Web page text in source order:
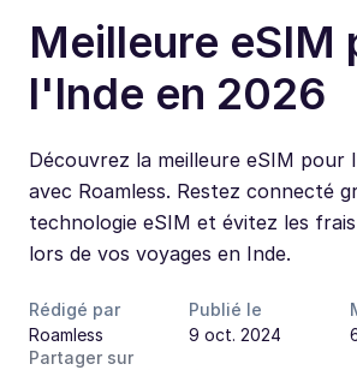
Meilleure eSIM
l'Inde en 2026
Découvrez la meilleure eSIM pour
avec Roamless. Restez connecté
technologie eSIM et évitez les
lors de vos voyages en Inde.
Rédigé par
Roamless
Publié le
9 oct. 2024
Partager sur